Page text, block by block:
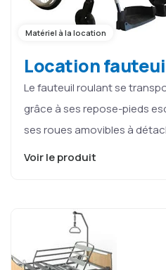
Matériel à la location
Location
Le fauteuil roulant se
grâce à ses repose-pieds
ses roues amovibles à
Voir le produit